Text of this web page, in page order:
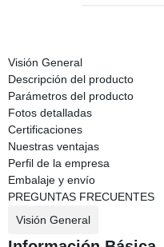
Visión General
Descripción del producto
Parámetros del producto
Fotos detalladas
Certificaciones
Nuestras ventajas
Perfil de la empresa
Embalaje y envío
PREGUNTAS FRECUENTES
Visión General